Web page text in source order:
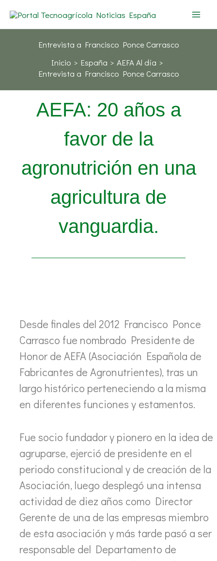
contenido
Entrevista a Francisco Ponce Carrasco
Inicio
España
AEFA Al día
Entrevista a Francisco Ponce Carrasco
AEFA: 20 años a
favor de la
agronutrición en una
agricultura de
vanguardia.
Desde finales del 2012 Francisco Ponce
Carrasco fue nombrado Presidente de
Honor de AEFA (Asociación Española de
Fabricantes de Agronutrientes), tras un
largo histórico perteneciendo a la misma
en diferentes funciones y estamentos.
Fue socio fundador y pionero en la idea de
agruparse, ejerció de presidente en el
periodo constitucional y de creación de la
Asociación, luego desplegó una intensa
actividad de diez años como Director
Gerente de una de las empresas miembro
de esta asociación y más tarde pasó a ser
responsable del Departamento de